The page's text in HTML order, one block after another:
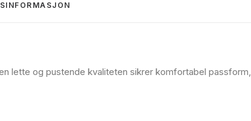
lette og pustende kvaliteten sikrer komfortabel